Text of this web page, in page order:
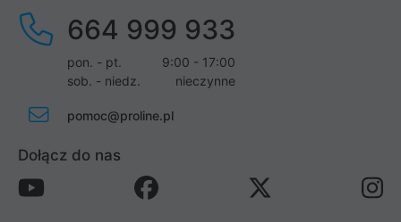
664 999 933
pon. - pt.
9:00 - 17:00
sob. - niedz.
nieczynne
pomoc@proline.pl
Dołącz do nas